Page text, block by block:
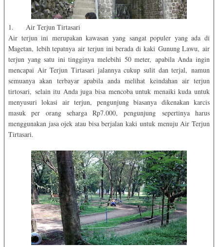
1. Air Terjun Tirtasari
Air terjun ini merupakan kawasan yang sangat populer yang ada di
Magetan, lebih tepatnya air terjun ini berada di kaki Gunung Lawu, air
terjun yang satu ini tingginya melebihi 50 meter, apabila Anda ingin
mencapai Air Terjun Tirtasari jalannya cukup sulit dan terjal, namun
semuanya akan terbayar apabila anda melihat keindahan air terjun
tirtosari, selain itu Anda juga bisa mencoba untuk menaiki kuda untuk
menyusuri lokasi air terjun, pengunjung biasanya dikenakan karcis
masuk per orang seharga Rp7.000, pengunjung sepertinya harus
menggunakan jasa ojek atau bisa berjalan kaki untuk menuju Air Terjun
Tirtasari.